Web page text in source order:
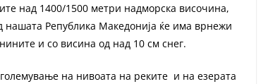
над 1400/1500 метри надморска височина,
Република Македонија ќе има врнежи
и со висина од над 10 cм снег.
на нивоата на реките и на езерата